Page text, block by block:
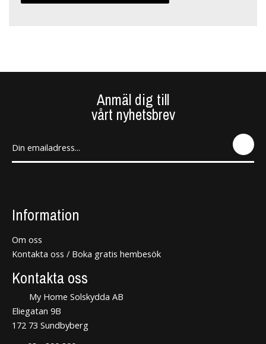
Anmäl dig till
vårt nyhetsbrev
SEN
Information
Om oss
Kontakta oss / Boka gratis hembesök
Kontakta oss
My Home Solskydda AB
Eliegatan 9B
172 73 Sundbyberg